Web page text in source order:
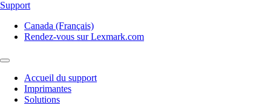
Support
Canada (Français)
Rendez-vous sur Lexmark.com
Accueil du support
Imprimantes
Solutions